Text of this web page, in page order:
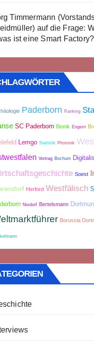
Timmermann
auf die Frage:
ist eine Smart Factory?
Paderborn Ranking
SC Paderborn Bionik Engern
Lemgo Statistik Photonik
Vortrag Bochum
Soest
Herford Westfälisch
Nixdorf Bertelsmann
Borussia